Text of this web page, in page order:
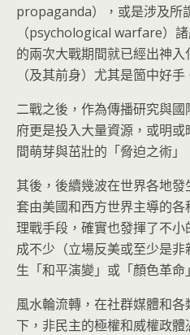
propaganda），或是涉及所
（psychological warfare）
的兩次大戰期間就已經出神
（及其前身）尤其是箇中好手
二戰之後，作為傳播研究與
府更是投入大量資源，或明
間萌芽與茁壯的「脅迫之術
其後，後續幾波在世界各地
套由美國和西方世界主導的
理戰手段，確實也發揮了不
成不少（立場反美或至少是
生「和平演變」或「顏色革命
風水輪流轉，在社群媒體和
下，非民主的極權和威權政